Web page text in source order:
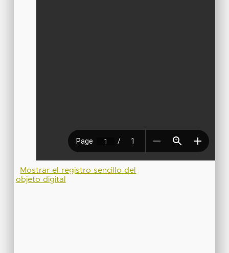
Mostrar el registro sencillo del
objeto digital